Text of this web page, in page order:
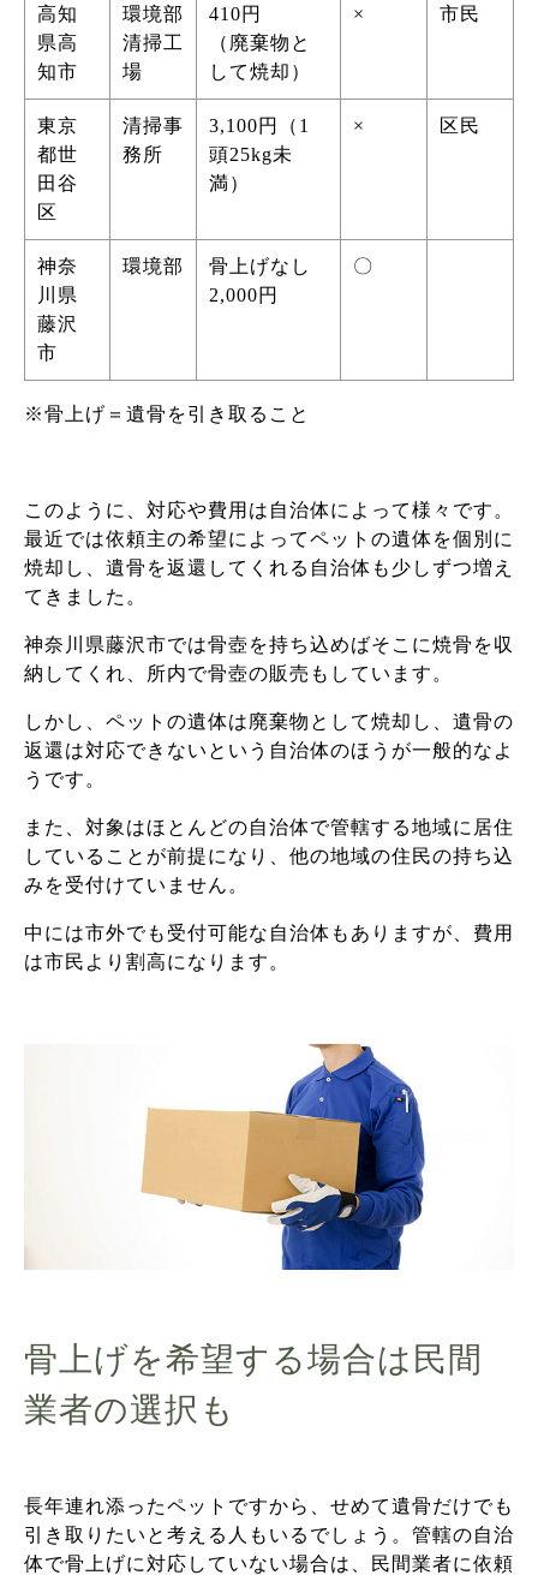
高知
県高
知市
環境部
清掃工
場
410円
（廃棄物と
して焼却）
× 市民
東京
都世
田谷
区
清掃事
務所
3,100円（1
頭25kg未
満）
× 区民
神奈
川県
藤沢
市
環境部
骨上げなし
2,000円
〇
※骨上げ＝遺骨を引き取ること
このように、対応や費用は自治体によって様々です。
最近では依頼主の希望によってペットの遺体を個別に
焼却し、遺骨を返還してくれる自治体も少しずつ増え
てきました。
神奈川県藤沢市では骨壺を持ち込めばそこに焼骨を収
納してくれ、所内で骨壺の販売もしています。
しかし、ペットの遺体は廃棄物として焼却し、遺骨の
返還は対応できないという自治体のほうが一般的なよ
うです。
また、対象はほとんどの自治体で管轄する地域に居住
していることが前提になり、他の地域の住民の持ち込
みを受付けていません。
中には市外でも受付可能な自治体もありますが、費用
は市民より割高になります。
骨上げを希望する場合は民間
業者の選択も
長年連れ添ったペットですから、せめて遺骨だけでも
引き取りたいと考える人もいるでしょう。管轄の自治
体で骨上げに対応していない場合は、民間業者に依頼